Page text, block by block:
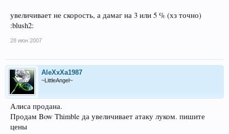
увеличивает не скорость, а дамаг на 3 или 5 % (хз точно)
:blush2:
28 июн 2007
AleXxXa1987
~LittleAngel~
Алиса продана.
Продам Bow Thimble да увеличивает атаку луком. пишите
цены